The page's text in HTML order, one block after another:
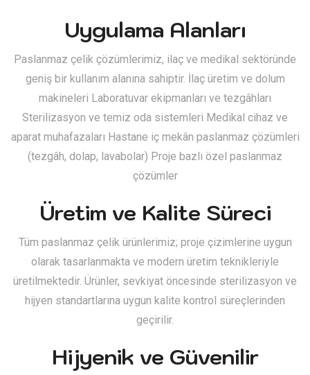
Uygulama Alanları
Paslanmaz çelik çözümlerimiz, ilaç ve medikal sektöründe
geniş bir kullanım alanına sahiptir. İlaç üretim ve dolum
makineleri Laboratuvar ekipmanları ve tezgâhları
Sterilizasyon ve temiz oda sistemleri Medikal cihaz ve
aparat muhafazaları Hastane iç mekân paslanmaz çözümleri
(tezgâh, dolap, lavabolar) Proje bazlı özel paslanmaz
çözümler
Üretim ve Kalite Süreci
Tüm paslanmaz çelik ürünlerimiz; proje çizimlerine uygun
olarak tasarlanmakta ve modern üretim teknikleriyle
üretilmektedir. Ürünler, sevkiyat öncesinde sterilizasyon ve
hijyen standartlarına uygun kalite kontrol süreçlerinden
geçirilir.
Hijyenik ve Güvenilir